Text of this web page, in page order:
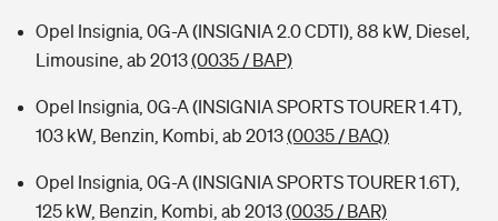
Opel Insignia, 0G-A (INSIGNIA 2.0 CDTI), 88 kW, Diesel,
Limousine, ab 2013(0035 / BAP)
Opel Insignia, 0G-A (INSIGNIA SPORTS TOURER 1.4T),
103 kW, Benzin, Kombi, ab 2013(0035 / BAQ)
Opel Insignia, 0G-A (INSIGNIA SPORTS TOURER 1.6T),
125 kW, Benzin, Kombi, ab 2013(0035 / BAR)